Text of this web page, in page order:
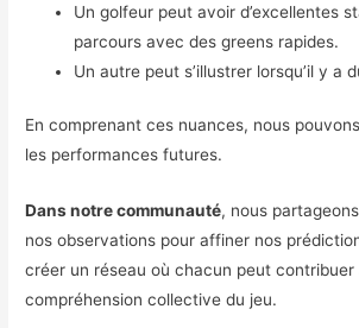
Un golfeur peut avoir d’excellentes
parcours avec des greens rapides.
Un autre peut s’illustrer lorsqu’il y a
En comprenant ces nuances, nous
les performances futures.
Dans notre communauté, nous
nos observations pour affiner nos
créer un réseau où chacun peut contribuer
compréhension collective du jeu.